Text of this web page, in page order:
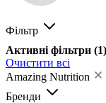
Фільтр
Активні фільтри (1)
Очистити всі
Amazing Nutrition
Бренди